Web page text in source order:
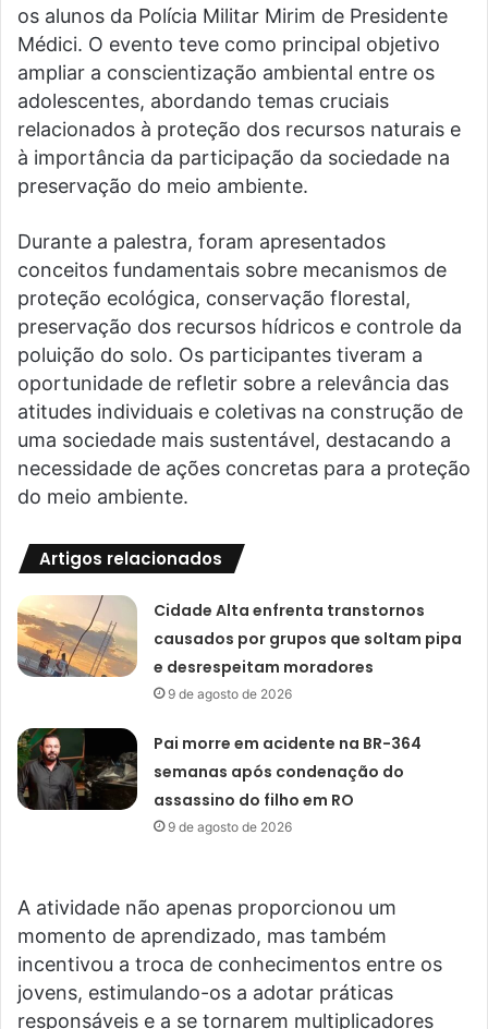
os alunos da Polícia Militar Mirim de Presidente
Médici. O evento teve como principal objetivo
ampliar a conscientização ambiental entre os
adolescentes, abordando temas cruciais
relacionados à proteção dos recursos naturais e
à importância da participação da sociedade na
preservação do meio ambiente.
Durante a palestra, foram apresentados
conceitos fundamentais sobre mecanismos de
proteção ecológica, conservação florestal,
preservação dos recursos hídricos e controle da
poluição do solo. Os participantes tiveram a
oportunidade de refletir sobre a relevância das
atitudes individuais e coletivas na construção de
uma sociedade mais sustentável, destacando a
necessidade de ações concretas para a proteção
do meio ambiente.
Artigos relacionados
Cidade Alta enfrenta transtornos
causados por grupos que soltam pipa
e desrespeitam moradores
9 de agosto de 2026
Pai morre em acidente na BR-364
semanas após condenação do
assassino do filho em RO
9 de agosto de 2026
A atividade não apenas proporcionou um
momento de aprendizado, mas também
incentivou a troca de conhecimentos entre os
jovens, estimulando-os a adotar práticas
responsáveis e a se tornarem multiplicadores